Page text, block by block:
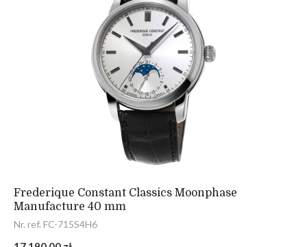
Frederique Constant Classics Moonphase
Manufacture 40 mm
Nr. ref. FC-715S4H6